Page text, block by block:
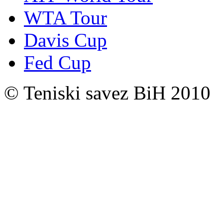
WTA Tour
Davis Cup
Fed Cup
© Teniski savez BiH 2010